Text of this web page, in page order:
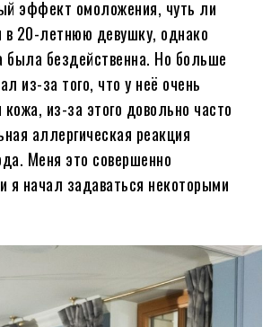
эффект омоложения, чуть ли
в 20-летнюю девушку, однако
была бездейственна. Но больше
из-за того, что у неё очень
кожа, из-за этого довольно часто
аллергическая реакция
Меня это совершенно
я начал задаваться некоторыми